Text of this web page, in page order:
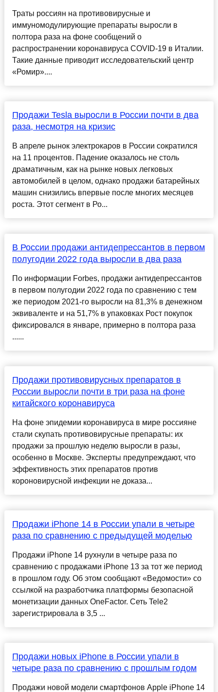
Траты россиян на противовирусные и
иммуномодулирующие препараты выросли в
полтора раза на фоне сообщений о
распространении коронавируса COVID-19 в Италии.
Такие данные приводит исследовательский центр
«Ромир»....
Продажи Tesla выросли в России почти в два
раза, несмотря на кризис
В апреле рынок электрокаров в России сократился
на 11 процентов. Падение оказалось не столь
драматичным, как на рынке новых легковых
автомобилей в целом, однако продажи батарейных
машин снизились впервые после многих месяцев
роста. Этот сегмент в Ро...
В России продажи антидепрессантов в первом
полугодии 2022 года выросли в два раза
По информации Forbes, продажи антидепрессантов
в первом полугодии 2022 года по сравнению с тем
же периодом 2021-го выросли на 81,3% в денежном
эквиваленте и на 51,7% в упаковках Рост покупок
фиксировался в январе, примерно в полтора раза
......
Продажи противовирусных препаратов в
России выросли почти в три раза на фоне
китайского коронавируса
На фоне эпидемии коронавируса в мире россияне
стали скупать противовирусные препараты: их
продажи за прошлую неделю выросли в разы,
особенно в Москве. Эксперты предупреждают, что
эффективность этих препаратов против
короновирусной инфекции не доказа...
Продажи iPhone 14 в России упали в четыре
раза по сравнению с предыдущей моделью
Продажи iPhone 14 рухнули в четыре раза по
сравнению с продажами iPhone 13 за тот же период
в прошлом году. Об этом сообщают «Ведомости» со
ссылкой на разработчика платформы безопасной
монетизации данных OneFactor. Сеть Tele2
зарегистрировала в 3,5 ...
Продажи новых iPhone в России упали в
четыре раза по сравнению с прошлым годом
Продажи новой модели смартфонов Apple iPhone 14